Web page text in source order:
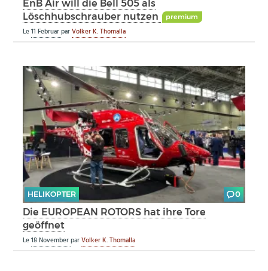
EnB Air will die Bell 505 als
Löschhubschrauber nutzen
premium
Le11 FebruarparVolker K. Thomalla
HELIKOPTER 0
Die EUROPEAN ROTORS hat ihre Tore
geöffnet
Le18 NovemberparVolker K. Thomalla